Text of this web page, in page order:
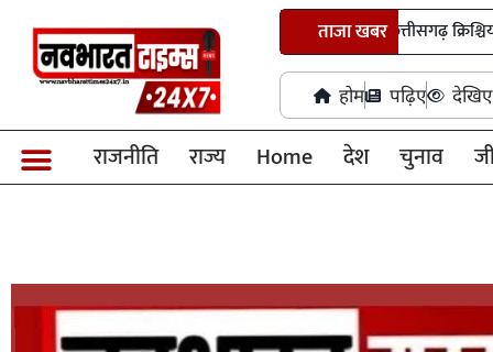
ताजा खबर
भगवान शिव पर अभद्र टिप्पणी मामले में छत्तीसगढ़ क्रिश्चियन फोरम
होम पढ़िए देखिए
राजनीति राज्य Home देश चुनाव